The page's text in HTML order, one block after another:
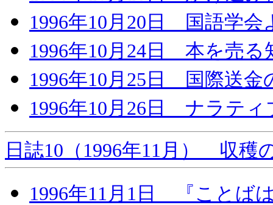
1996年10月20日 国語学会
1996年10月24日 本を売る
1996年10月25日 国際送金
1996年10月26日 ナラティ
日誌10（1996年11月） 収穫
1996年11月1日 『ことば